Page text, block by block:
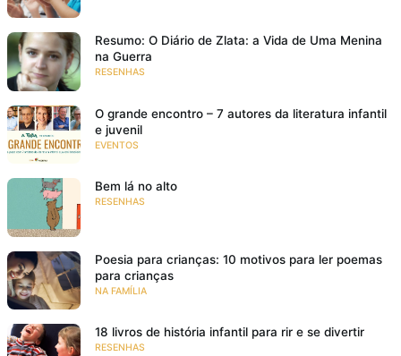
Resumo: O Diário de Zlata: a Vida de Uma Menina
na Guerra
RESENHAS
O grande encontro – 7 autores da literatura infantil
e juvenil
EVENTOS
Bem lá no alto
RESENHAS
Poesia para crianças: 10 motivos para ler poemas
para crianças
NA FAMÍLIA
18 livros de história infantil para rir e se divertir
RESENHAS